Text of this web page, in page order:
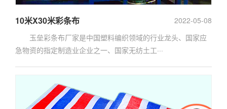
2022-05-08
10米X30米彩条布
玉垒彩条布厂家是中国塑料编织领域的行业龙头、国家应
急物资的指定制造业企业之一、国家无纺土工···